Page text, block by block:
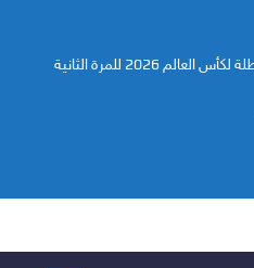
إسبانيا تتوج بطلة لكأس العالم 2026 للمرة الثانية